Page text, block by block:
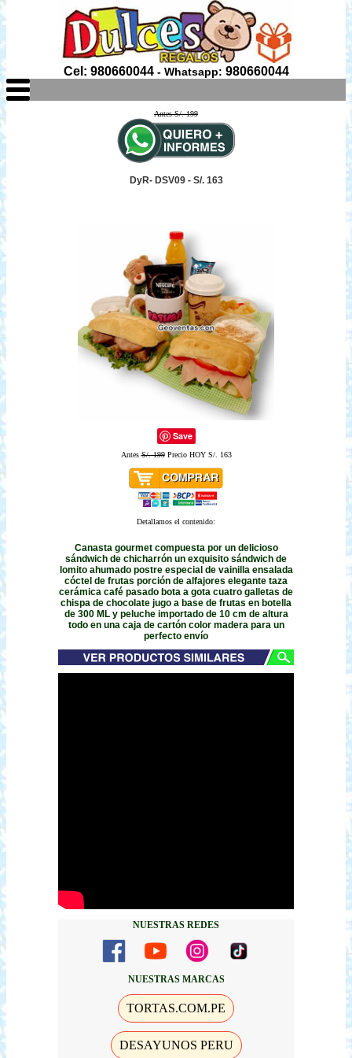
Cel: 980660044- Whatsapp: 980660044
Antes S/. 199
DyR- DSV09 - S/. 163
Save
AntesS/. 199Precio HOY S/. 163
Detallamos el contenido:
Canasta gourmet compuesta por un delicioso
sándwich de chicharrón un exquisito sándwich de
lomito ahumado postre especial de vainilla ensalada
cóctel de frutas porción de alfajores elegante taza
cerámica café pasado bota a gota cuatro galletas de
chispa de chocolate jugo a base de frutas en botella
de 300 ML y peluche importado de 10 cm de altura
todo en una caja de cartón color madera para un
perfecto envío
NUESTRAS REDES
NUESTRAS MARCAS
TORTAS.COM.PE
DESAYUNOS PERU